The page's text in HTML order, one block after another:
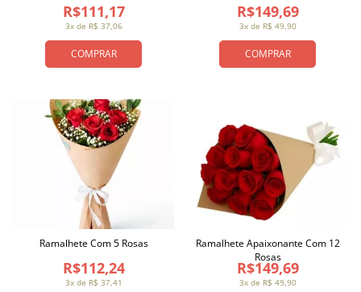
COMPRAR
3x de R$ 37,06
R$111,17
COMPRAR
3x de R$ 49,90
R$149,69
3x de R$ 37,41
R$112,24
Ramalhete Com 5 Rosas
3x de R$ 49,90
R$149,69
Ramalhete Apaixonante Com 12
Rosas